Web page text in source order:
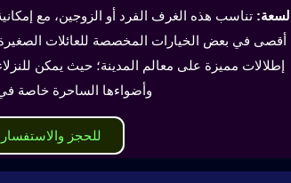
السعة:
أقصى في بعض الخيارات المخصصة للعائلات
إطلالات مميزة على معالم المدينة؛ حيث يمكن
وأضواءها الساحرة خاصة
للحجز والاستفسار